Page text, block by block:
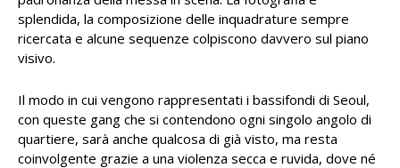
splendida, la composizione delle inquadrature sempre
ricercata e alcune sequenze colpiscono davvero sul piano
visivo.
Il modo in cui vengono rappresentati i bassifondi di Seoul,
con queste gang che si contendono ogni singolo angolo di
quartiere, sarà anche qualcosa di già visto, ma resta
coinvolgente grazie a una violenza secca e ruvida, dove né